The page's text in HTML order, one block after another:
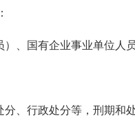
、国有企业事业单位人
、行政处分等，刑期和